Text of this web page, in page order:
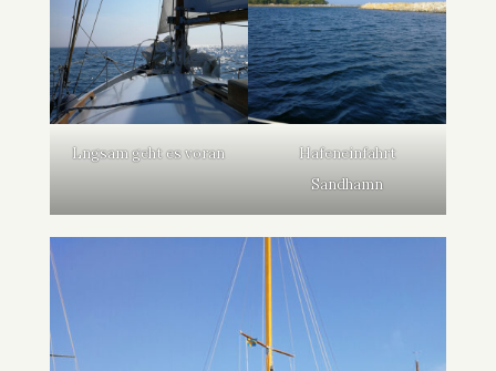
Lngsam geht es voran
Hafeneinfahrt
Sandhamn